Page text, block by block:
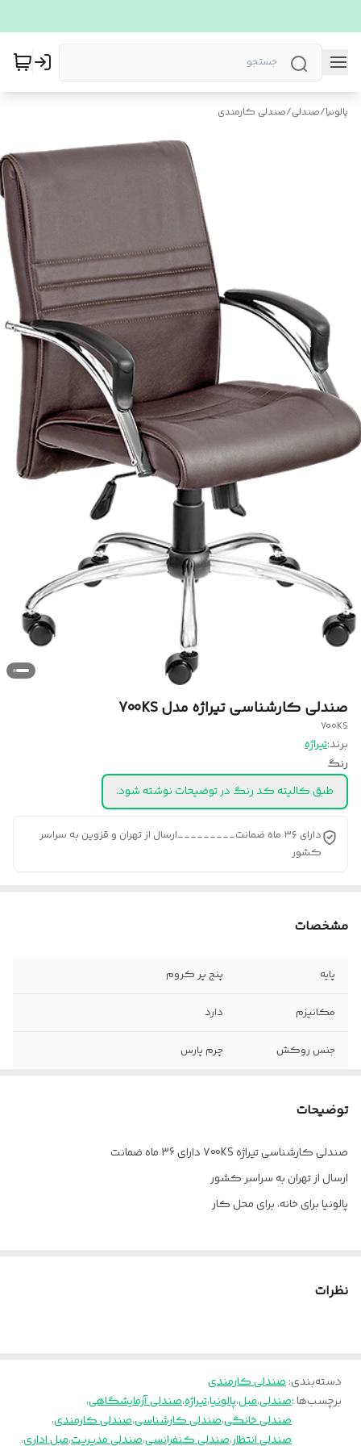
پالونیا/صندلی/صندلی کارمندی
صندلی کارشناسی تیراژه مدل 700KS
700KS
برند:تیراژه
رنگ
طبق کالیته کد رنگ در توضیحات نوشته شود.
دارای ۳۶ ماه ضمانت_________ارسال از تهران و قزوین به سراسر
کشور
مشخصات
پایه پنج پر کروم
مکانیزم دارد
جنس روکش چرم پارس
ضمانت ۳۶ ماه
توضیحات
صندلی کارشناسی تیراژه 700KS دارای 36 ماه ضمانت
ارسال از تهران به سراسر کشور
پالونیا برای خانه، برای محل کار
نظرات
دسته‌بندی:صندلی کارمندی
برچسب‌ها :صندلی،مبل،پالونیا،تیراژه،صندلی آزمایشگاهی،
صندلی خانگی،صندلی کارشناسی،صندلی کارمندی،
صندلی انتظار،صندلی کنفرانسی،صندلی مدیریت،مبل اداری،